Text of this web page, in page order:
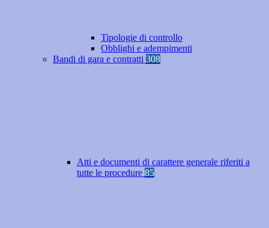
Tipologie di controllo
Obblighi e adempimenti
Bandi di gara e contratti 308
Atti e documenti di carattere generale riferiti a
tutte le procedure 85